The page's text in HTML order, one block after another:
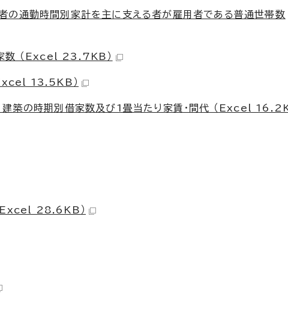
通勤時間別家計を主に支える者が雇用者である普通世帯数
数 （Excel 23.7KB）
13.5KB）
築の時期別借家数及び1畳当たり家賃・間代 （Excel
Excel 28.6KB）